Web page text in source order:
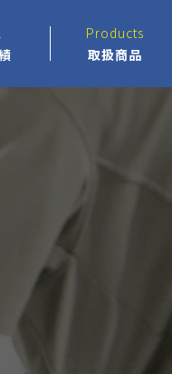
Products
取扱商品